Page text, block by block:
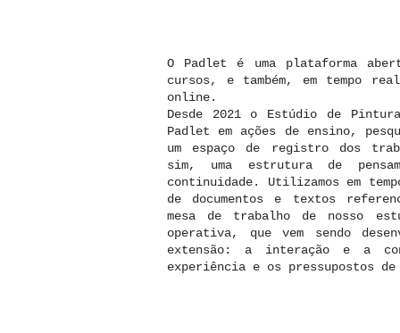
O Padlet é uma plataforma
cursos, e também, em tempo
online.
Desde 2021 o Estúdio de
Padlet em ações de ensino,
um espaço de registro dos
sim, uma estrutura de
continuidade. Utilizamos em
de documentos e textos
mesa de trabalho de nosso
operativa, que vem sendo
extensão: a interação e a
experiência e os pressupostos de